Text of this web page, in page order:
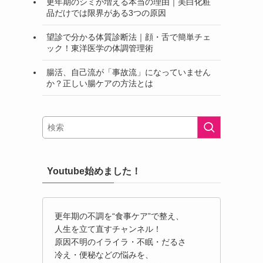
品だけでは限界がある3つの原因
望診で分かる体質診断法｜顔・舌で簡単チェ
ック！東洋医学の体調管理術
腸活、自己流が「事故流」になっていません
か？正しい腸ケアの方法とは
Youtube始めました！
更年期の不調を“食事ケア”で整え、
人生を立て直すチャンネル！
原因不明のイライラ・不眠・だるさ
冷え・便秘などの悩みを、